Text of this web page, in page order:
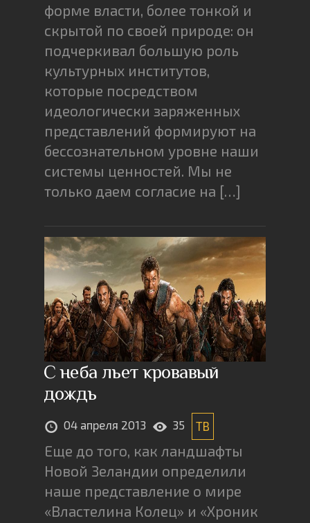
форме власти, более тонкой и
скрытой по своей природе: он
подчеркивал большую роль
культурных институтов,
которые посредством
идеологически заряженных
представлений формируют на
бессознательном уровне наши
системы ценностей. Мы не
только даем согласие на […]
С неба льет кровавый
дождь
04 апреля 2013 35 ТВ
Еще до того, как ландшафты
Новой Зеландии определили
наше представление о мире
«Властелина Колец» и «Хроник